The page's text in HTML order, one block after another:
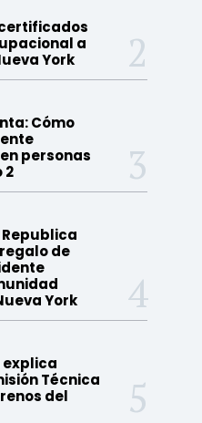
certificados
a
York
Cómo
personas
2
de
York
explica
Técnica
del